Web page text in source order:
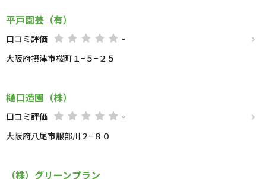
平戸園芸（有）
口コミ評価
-
大阪府摂津市桜町１−５−２５
樋口造園（株）
口コミ評価
-
大阪府八尾市服部川２−８０
（株）グリーンプラン